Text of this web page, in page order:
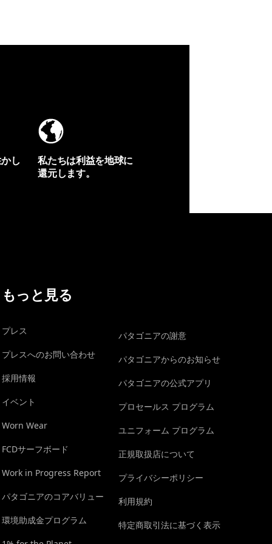
し
私たちは利益を地球に
還元します。
もっと見る
プレス
プレスへのお問い合わせ
採用情報
イベント
Worn Wear
FCDサーフボード
Work in Progress Report
パタゴニアのコアバリュー
環境助成金プログラム
パタゴニアの謝意
パタゴニアからのお知らせ
パタゴニアの公式アプリ
プロセールス プログラム
ユニフォーム プログラム
正規取扱店について
プライバシーポリシー
利用規約
特定商取引法に基づく表示